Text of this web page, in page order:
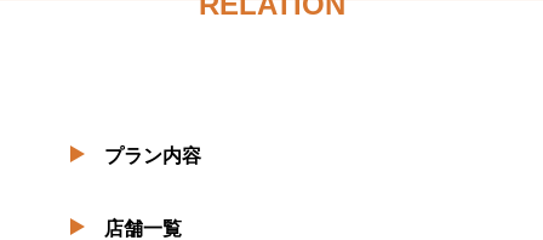
プラン内容
店舗一覧